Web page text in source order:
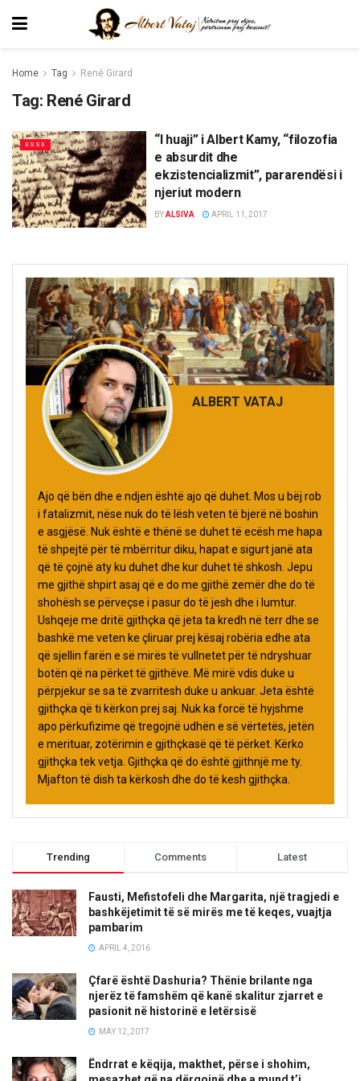
Home Tag René Girard
Tag: René Girard
ESSE
“I huaji” i Albert Kamy, “filozofia
e absurdit dhe
ekzistencializmit”, pararendësi i
njeriut modern
BYALSIVA APRIL 11, 2017
ALBERT VATAJ
Ajo që bën dhe e ndjen është ajo që duhet. Mos u bëj rob
i fatalizmit, nëse nuk do të lësh veten të bjerë në boshin
e asgjësë. Nuk është e thënë se duhet të ecësh me hapa
të shpejtë për të mbërritur diku, hapat e sigurt janë ata
që të çojnë aty ku duhet dhe kur duhet të shkosh. Jepu
me gjithë shpirt asaj që e do me gjithë zemër dhe do të
shohësh se përveçse i pasur do të jesh dhe i lumtur.
Ushqeje me dritë gjithçka që jeta ta kredh në terr dhe se
bashkë me veten ke çliruar prej kësaj robëria edhe ata
që sjellin farën e së mirës të vullnetet për të ndryshuar
botën që na përket të gjithëve. Më mirë vdis duke u
përpjekur se sa të zvarritesh duke u ankuar. Jeta është
gjithçka që ti kërkon prej saj. Nuk ka forcë të hyjshme
apo përkufizime që tregojnë udhën e së vërtetës, jetën
e merituar, zotërimin e gjithçkasë që të përket. Kërko
gjithçka tek vetja. Gjithçka që do është gjithnjë me ty.
Mjafton të dish ta kërkosh dhe do të kesh gjithçka.
Trending Comments Latest
Fausti, Mefistofeli dhe Margarita, një tragjedi e
bashkëjetimit të së mirës me të keqes, vuajtja
pambarim
APRIL 4, 2016
Çfarë është Dashuria? Thënie brilante nga
njerëz të famshëm që kanë skalitur zjarret e
pasionit në historinë e letërsisë
MAY 12, 2017
Ëndrrat e këqija, makthet, përse i shohim,